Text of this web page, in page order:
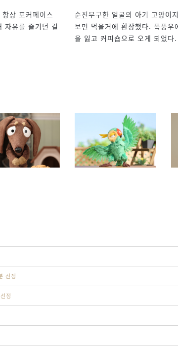
상 포커페이스
자유를 즐기던 길
순진무구한 얼굴의 아기 고양이
보면 먹을거에 환장했다. 폭풍우
을 잃고 커피숍으로 오게 되었다.
선정
정